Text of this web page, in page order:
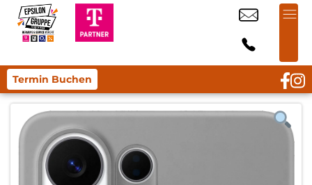
Termin Buchen